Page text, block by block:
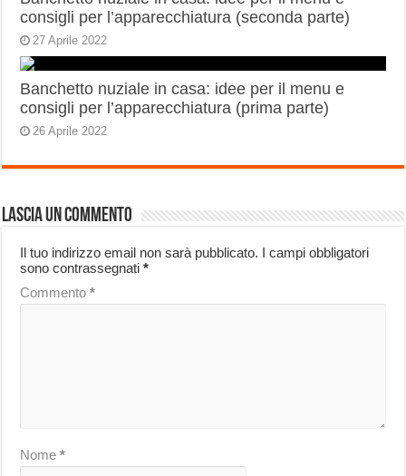
consigli per l’apparecchiatura (seconda parte)
27 Aprile 2022
Banchetto nuziale in casa: idee per il menu e
consigli per l’apparecchiatura (prima parte)
26 Aprile 2022
Lascia un commento
Il tuo indirizzo email non sarà pubblicato. I campi obbligatori
sono contrassegnati*
Commento*
Nome*